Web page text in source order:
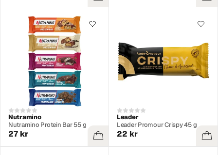
Nutramino
Nutramino Protein Bar 55 g
27 kr
Leader
Leader Promour Crispy 45 g
22 kr